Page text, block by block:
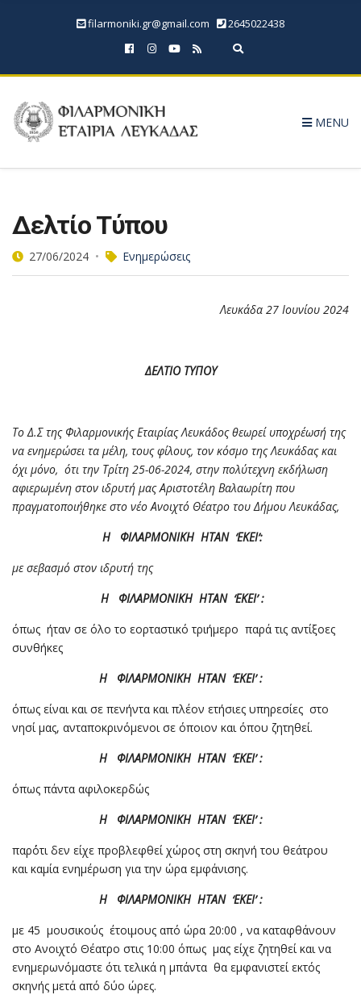
filarmoniki.gr@gmail.com
2645022438
Expand search form
MENU
Δελτίο Τύπου
27/06/2024 Ενημερώσεις
Λευκάδα 27 Ιουνίου 2024
ΔΕΛΤΙΟ ΤΥΠΟΥ
Το Δ.Σ της Φιλαρμονικής Εταιρίας Λευκάδος θεωρεί υποχρέωσή της
να ενημερώσει τα μέλη, τους φίλους, τον κόσμο της Λευκάδας και
όχι μόνο, ότι την Τρίτη 25-06-2024, στην πολύτεχνη εκδήλωση
αφιερωμένη στον ιδρυτή μας Αριστοτέλη Βαλαωρίτη που
πραγματοποιήθηκε στο νέο Ανοιχτό Θέατρο του Δήμου Λευκάδας,
Η ΦΙΛΑΡΜΟΝΙΚΗ ΗΤΑΝ ‘ΕΚΕΙ’:
με σεβασμό στον ιδρυτή της
Η ΦΙΛΑΡΜΟΝΙΚΗ ΗΤΑΝ ‘ΕΚΕΙ’ :
όπως ήταν σε όλο το εορταστικό τριήμερο παρά τις αντίξοες
συνθήκες
Η ΦΙΛΑΡΜΟΝΙΚΗ ΗΤΑΝ ‘ΕΚΕΙ’ :
όπως είναι και σε πενήντα και πλέον ετήσιες υπηρεσίες στο
νησί μας, ανταποκρινόμενοι σε όποιον και όπου ζητηθεί.
Η ΦΙΛΑΡΜΟΝΙΚΗ ΗΤΑΝ ‘ΕΚΕΙ’ :
όπως πάντα αφιλοκερδώς
Η ΦΙΛΑΡΜΟΝΙΚΗ ΗΤΑΝ ‘ΕΚΕΙ’ :
παρ΄ότι δεν είχε προβλεφθεί χώρος στη σκηνή του θεάτρου
και καμία ενημέρωση για την ώρα εμφάνισης.
Η ΦΙΛΑΡΜΟΝΙΚΗ ΗΤΑΝ ‘ΕΚΕΙ’ :
με 45 μουσικούς έτοιμους από ώρα 20:00 , να καταφθάνουν
στο Ανοιχτό Θέατρο στις 10:00 όπως μας είχε ζητηθεί και να
ενημερωνόμαστε ότι τελικά η μπάντα θα εμφανιστεί εκτός
σκηνής μετά από δύο ώρες.